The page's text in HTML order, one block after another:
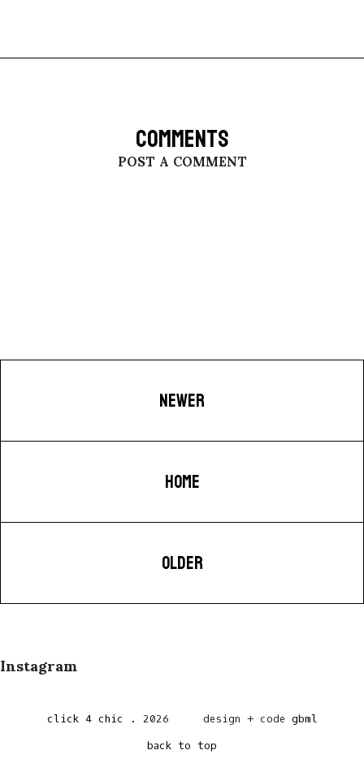
COMMENTS
POST A COMMENT
NEWER
HOME
OLDER
Instagram
click 4 chic . 2026 design + code gbml
back to top